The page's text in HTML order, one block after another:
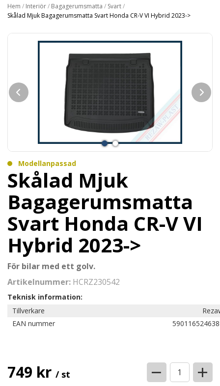
Hem / Interiör/ Bagagerumsmatta / Svart/
Skålad Mjuk Bagagerumsmatta Svart Honda CR-V VI Hybrid 2023->
Modellanpassad
Skålad Mjuk
Bagagerumsmatta
Svart Honda CR-V VI
Hybrid 2023->
För bilar med ett golv.
Artikelnummer: HCRZ230542
Teknisk information:
Tillverkare
EAN nummer
749 kr / st − +